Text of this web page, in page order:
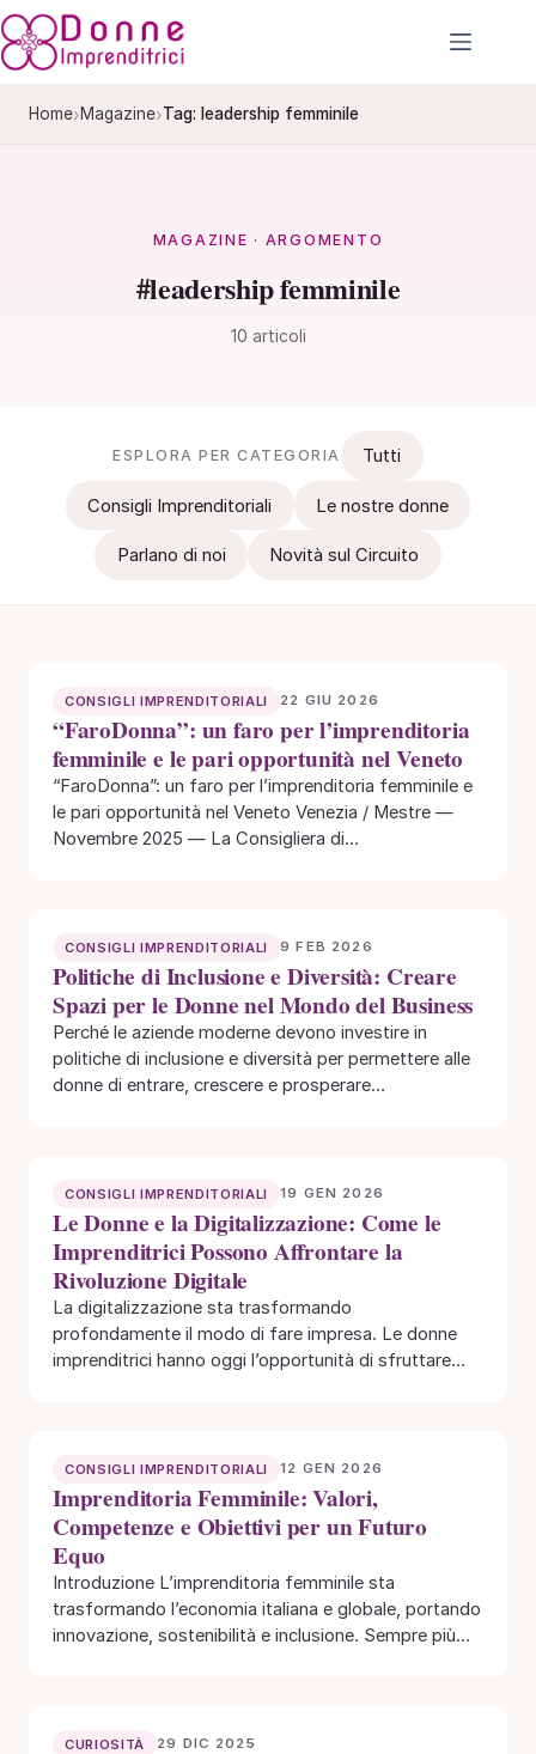
Salta
al
Home›Magazine›Tag: leadership femminile
MAGAZINE · ARGOMENTO
#leadership femminile
10 articoli
ESPLORA PER CATEGORIA Tutti
Consigli Imprenditoriali Le nostre donne
Parlano di noi Novità sul Circuito
CONSIGLI IMPRENDITORIALI 22 GIU 2026
“FaroDonna”: un faro per l’imprenditoria
femminile e le pari opportunità nel Veneto
“FaroDonna”: un faro per l’imprenditoria femminile e
le pari opportunità nel Veneto Venezia / Mestre —
Novembre 2025 — La Consigliera di…
CONSIGLI IMPRENDITORIALI 9 FEB 2026
Politiche di Inclusione e Diversità: Creare
Spazi per le Donne nel Mondo del Business
Perché le aziende moderne devono investire in
politiche di inclusione e diversità per permettere alle
donne di entrare, crescere e prosperare
CONSIGLI IMPRENDITORIALI 19 GEN 2026
Le Donne e la Digitalizzazione: Come le
Imprenditrici Possono Affrontare la
Rivoluzione Digitale
La digitalizzazione sta trasformando
profondamente il modo di fare impresa. Le donne
imprenditrici hanno oggi l’opportunità di sfruttare
CONSIGLI IMPRENDITORIALI 12 GEN 2026
Imprenditoria Femminile: Valori,
Competenze e Obiettivi per un Futuro
Equo
Introduzione L’imprenditoria femminile sta
trasformando l’economia italiana e globale, portando
innovazione, sostenibilità e inclusione. Sempre più
CURIOSITÀ 29 DIC 2025